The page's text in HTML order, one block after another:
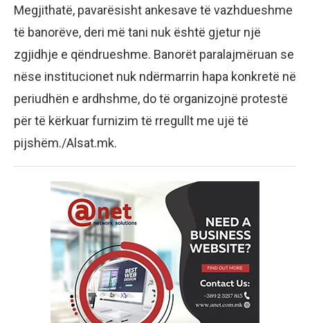
Megjithatë, pavarësisht ankesave të vazhdueshme
të banorëve, deri më tani nuk është gjetur një
zgjidhje e qëndrueshme. Banorët paralajmëruan se
nëse institucionet nuk ndërmarrin hapa konkretë në
periudhën e ardhshme, do të organizojnë protestë
për të kërkuar furnizim të rregullt me ujë të
pijshëm./Alsat.mk.